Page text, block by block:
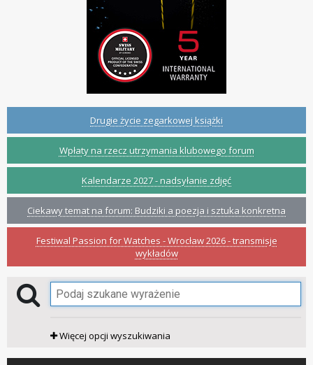
Drugie życie zegarkowej książki
Wpłaty na rzecz utrzymania klubowego forum
Kalendarze 2027 - nadsyłanie zdjęć
Ciekawy temat na forum: Budziki a poezja i sztuka konkretna
Festiwal Passion for Watches - Wrocław 2026 - transmisje
wykładów
Więcej opcji wyszukiwania